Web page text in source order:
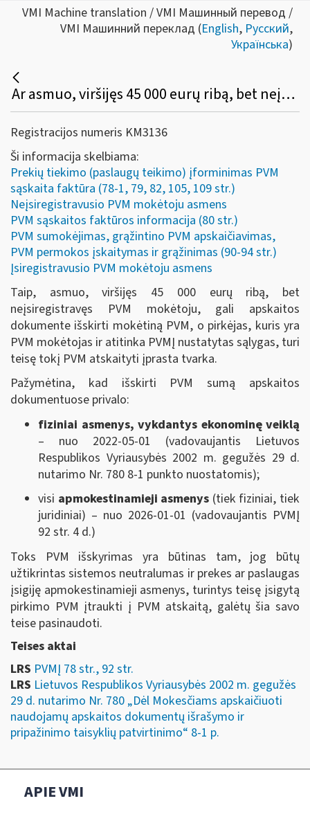
VMI Machine translation / VMI Машинный перевод /
VMI Машинний переклад (English, Русский,
Українська)
Ar asmuo, viršijęs 45 000 eurų ribą, bet neįsiregistravęs PVM mokėtoju, gali (privalo) apskaitos dokumente išskirti PVM, o pirkėjas turi teisę tokį PVM atskaityti įprasta tvarka?
Registracijos numeris KM3136
Ši informacija skelbiama:
Prekių tiekimo (paslaugų teikimo) įforminimas PVM
sąskaita faktūra (78-1, 79, 82, 105, 109 str.)
Neįsiregistravusio PVM mokėtoju asmens
PVM sąskaitos faktūros informacija (80 str.)
PVM sumokėjimas, grąžintino PVM apskaičiavimas,
PVM permokos įskaitymas ir grąžinimas (90-94 str.)
Įsiregistravusio PVM mokėtoju asmens
Taip, asmuo, viršijęs 45 000 eurų ribą, bet
neįsiregistravęs PVM mokėtoju, gali apskaitos
dokumente išskirti mokėtiną PVM, o pirkėjas, kuris yra
PVM mokėtojas ir atitinka PVMĮ nustatytas sąlygas, turi
teisę tokį PVM atskaityti įprasta tvarka.
Pažymėtina, kad išskirti PVM sumą apskaitos
dokumentuose privalo:
fiziniai asmenys, vykdantys ekonominę veiklą
– nuo 2022-05-01 (vadovaujantis Lietuvos
Respublikos Vyriausybės 2002 m. gegužės 29 d.
nutarimo Nr. 780 8-1 punkto nuostatomis);
visi apmokestinamieji asmenys (tiek fiziniai, tiek
juridiniai) – nuo 2026-01-01 (vadovaujantis PVMĮ
92 str. 4 d.)
Toks PVM išskyrimas yra būtinas tam, jog būtų
užtikrintas sistemos neutralumas ir prekes ar paslaugas
įsigiję apmokestinamieji asmenys, turintys teisę įsigytą
pirkimo PVM įtraukti į PVM atskaitą, galėtų šia savo
teise pasinaudoti.
Teises aktai
LRS PVMĮ 78 str., 92 str.
LRS Lietuvos Respublikos Vyriausybės 2002 m. gegužės
29 d. nutarimo Nr. 780 „Dėl Mokesčiams apskaičiuoti
naudojamų apskaitos dokumentų išrašymo ir
pripažinimo taisyklių patvirtinimo“ 8-1 p.
APIE VMI